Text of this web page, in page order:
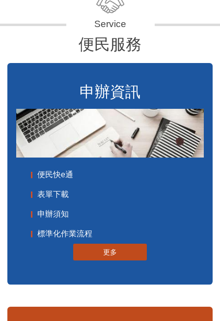
便民服務
申辦資訊
便民快e通
表單下載
申辦須知
標準化作業流程
更多